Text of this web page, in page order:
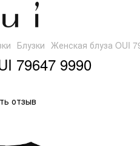
Блузки Женская блуза OUI
79647 9990
отзыв